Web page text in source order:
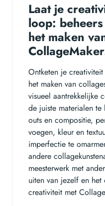
Laat je
loop:
het maken
Ontketen je
het maken van
visueel aantrekkelijke
de juiste materialen te
outs en compositie,
voegen, kleur en
imperfectie te
andere
meesterwerk met
uiten van jezelf en het
creativiteit met